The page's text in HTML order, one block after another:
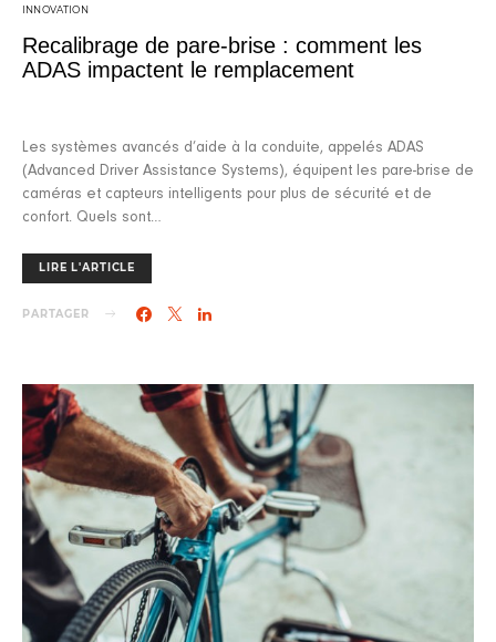
INNOVATION
Recalibrage de pare-brise : comment les
ADAS impactent le remplacement
Les systèmes avancés d’aide à la conduite, appelés ADAS
(Advanced Driver Assistance Systems), équipent les pare-brise de
caméras et capteurs intelligents pour plus de sécurité et de
confort. Quels sont…
LIRE L'ARTICLE
PARTAGER